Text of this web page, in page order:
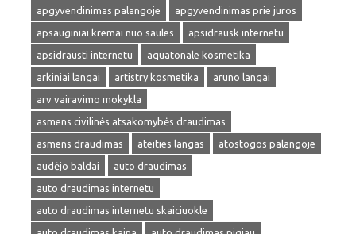
apgyvendinimas palangoje
apgyvendinimas prie juros
apsauginiai kremai nuo saules
apsidrausk internetu
apsidrausti internetu
aquatonale kosmetika
arkiniai langai
artistry kosmetika
aruno langai
arv vairavimo mokykla
asmens civilinės atsakomybės draudimas
asmens draudimas
ateities langas
atostogos palangoje
audėjo baldai
auto draudimas
auto draudimas internetu
auto draudimas internetu skaiciuokle